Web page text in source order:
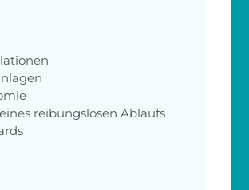
reibungslosen Ablaufs